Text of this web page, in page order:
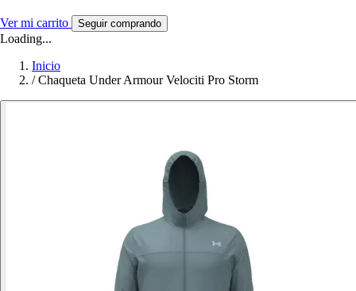
Ver mi carrito Seguir comprando
Loading...
Inicio
/ Chaqueta Under Armour Velociti Pro Storm